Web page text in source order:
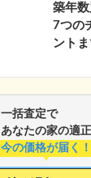
築年
7つの
ントま
一括査定で
あなたの家の適
今の価格が届く！